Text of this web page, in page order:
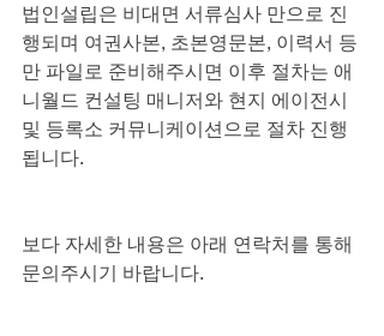
법인설립은 비대면 서류심사 만으로 진
행되며 여권사본, 초본영문본, 이력서 등
만 파일로 준비해주시면 이후 절차는 애
니월드 컨설팅 매니저와 현지 에이전시
및 등록소 커뮤니케이션으로 절차 진행
됩니다.
보다 자세한 내용은 아래 연락처를 통해
문의주시기 바랍니다.